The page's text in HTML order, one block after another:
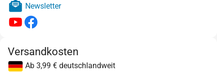
Newsletter
Versandkosten
Ab 3,99 € deutschlandweit